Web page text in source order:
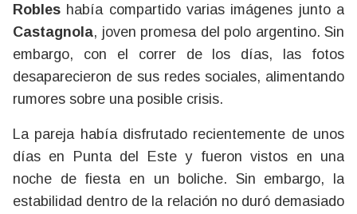
Robles había compartido varias imágenes junto a
Castagnola, joven promesa del polo argentino. Sin
embargo, con el correr de los días, las fotos
desaparecieron de sus redes sociales, alimentando
rumores sobre una posible crisis.
La pareja había disfrutado recientemente de unos
días en Punta del Este y fueron vistos en una
noche de fiesta en un boliche. Sin embargo, la
estabilidad dentro de la relación no duró demasiado